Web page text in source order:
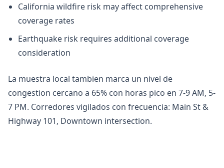
California wildfire risk may affect comprehensive
coverage rates
Earthquake risk requires additional coverage
consideration
La muestra local tambien marca un nivel de
congestion cercano a 65% con horas pico en 7-9 AM, 5-
7 PM. Corredores vigilados con frecuencia: Main St &
Highway 101, Downtown intersection.